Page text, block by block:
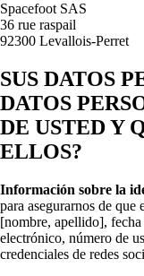
Spacefoot SAS
36 rue raspail
92300 Levallois-Perret
SUS DATOS
DATOS
DE USTED Y
ELLOS?
Información sobre la
para asegurarnos de que
[nombre, apellido],
electrónico, número de
credenciales de redes